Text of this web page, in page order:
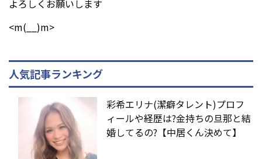
よろしくお願いします
<m(__)m>
人気記事ランキング
彩希エリナ(潔癖タレント)プロフ
ィールや経歴は?金持ちの旦那と結
婚してるの?【中居くん決めて】